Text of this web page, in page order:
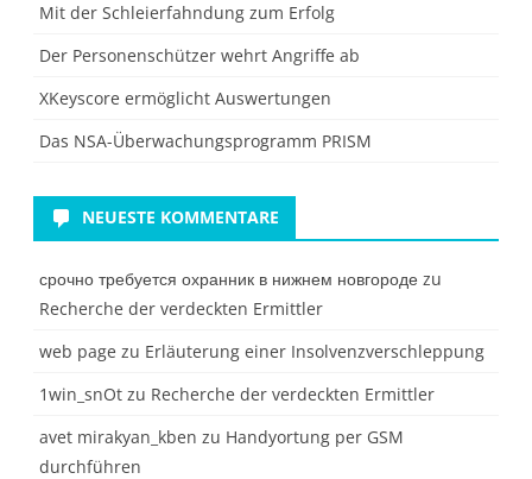
Mit der Schleierfahndung zum Erfolg
Der Personenschützer wehrt Angriffe ab
XKeyscore ermöglicht Auswertungen
Das NSA-Überwachungsprogramm PRISM
NEUESTE KOMMENTARE
срочно требуется охранник в нижнем новгороде zu
Recherche der verdeckten Ermittler
web page zu Erläuterung einer Insolvenzverschleppung
1win_snOt zu Recherche der verdeckten Ermittler
avet mirakyan_kben zu Handyortung per GSM
durchführen